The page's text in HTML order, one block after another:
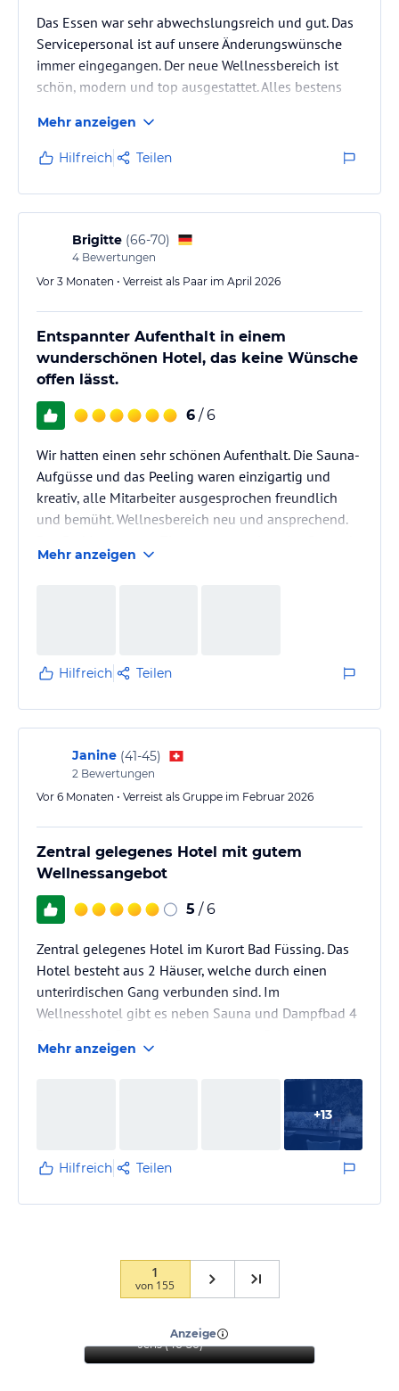
Das Essen war sehr abwechslungsreich und gut. Das
Servicepersonal ist auf unsere Änderungswünsche
immer eingegangen. Der neue Wellnessbereich ist
schön, modern und top ausgestattet. Alles bestens
Mehr anzeigen
Hilfreich Teilen
Brigitte (66-70)
4 Bewertungen
Vor 3 Monaten • Verreist als Paar im April 2026
Entspannter Aufenthalt in einem
wunderschönen Hotel, das keine Wünsche
offen lässt.
6 / 6
Wir hatten einen sehr schönen Aufenthalt. Die Sauna-
Aufgüsse und das Peeling waren einzigartig und
kreativ, alle Mitarbeiter ausgesprochen freundlich
und bemüht. Wellnesbereich neu und ansprechend.
bequem und elektronisch verstellbar.
Mehr anzeigen
Hilfreich Teilen
Janine (41-45)
2 Bewertungen
Vor 6 Monaten • Verreist als Gruppe im Februar 2026
Zentral gelegenes Hotel mit gutem
Wellnessangebot
5 / 6
Zentral gelegenes Hotel im Kurort Bad Füssing. Das
Hotel besteht aus 2 Häuser, welche durch einen
unterirdischen Gang verbunden sind. Im
Wellnesshotel gibt es neben Sauna und Dampfbad 4
angeboten. Zum Frühstück und Abendessen wird ein
Tisch zugewiesen. Bei Buchung der Verwöhnpension
Mehr anzeigen
+13
Hilfreich Teilen
1
von 155
Anzeige
zum Entspannen
Jens (46-50)